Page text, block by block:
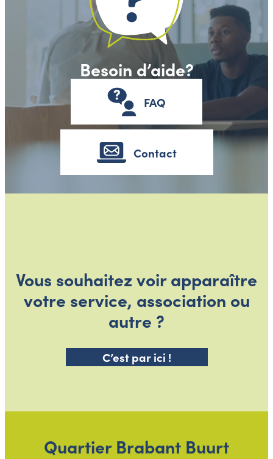
Besoin d’aide?
FAQ
Contact
Vous souhaitez voir apparaître
votre service, association ou
autre ?
C’est par ici !
Quartier Brabant Buurt